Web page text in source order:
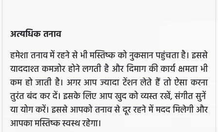
अत्यधिक तनाव
हमेशा तनाव में रहने से भी मस्तिष्क को नुकसान पहुंचता है। इससे
याददाश्त कमजोर होने लगती है और दिमाग की कार्य क्षमता भी
कम हो जाती है। अगर आप ज्यादा टेंशन लेते हैं तो ऐसा करना
तुरंत बंद कर दें। इसके लिए आप खुद को व्यस्त रखें, संगीत सुनें
या योग करें। इससे आपको तनाव से दूर रहने में मदद मिलेगी और
आपका मस्तिष्क स्वस्थ रहेगा।